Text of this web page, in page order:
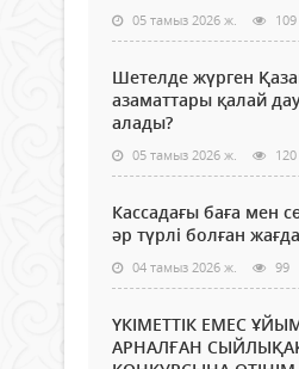
05 тамыз 2026 ж. 109
Шетелде жүрген
азаматтары қалай
алады?
05 тамыз 2026 ж. 120
Кассадағы баға мен
әр түрлі болған
04 тамыз 2026 ж. 99
ҮКІМЕТТІК ЕМЕС
АРНАЛҒАН